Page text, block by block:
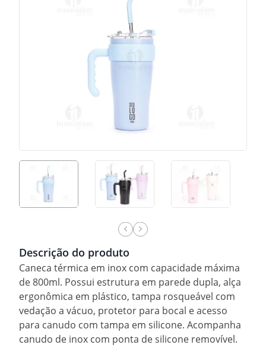
Descrição do produto
Caneca térmica em inox com capacidade máxima
de 800ml. Possui estrutura em parede dupla, alça
ergonômica em plástico, tampa rosqueável com
vedação a vácuo, protetor para bocal e acesso
para canudo com tampa em silicone. Acompanha
canudo de inox com ponta de silicone removível.